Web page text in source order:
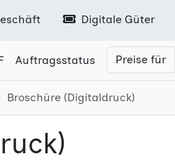
Digitale Güter
Auftragsstatus Preise für
Broschüre (Digitaldruck)